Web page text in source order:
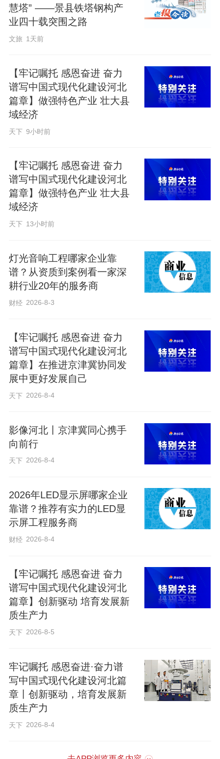
编辑：姜长淼
在“巨人”肩上！
慧塔” ——景县铁塔钢构产
业四十载突围之路
文旅 1天前
【牢记嘱托 感恩奋进 奋力
谱写中国式现代化建设河北
篇章】做强特色产业 壮大县
域经济
天下 9小时前
【牢记嘱托 感恩奋进 奋力
谱写中国式现代化建设河北
篇章】做强特色产业 壮大县
域经济
天下 13小时前
灯光音响工程哪家企业靠
谱？从资质到案例看一家深
耕行业20年的服务商
财经 2026-8-3
【牢记嘱托 感恩奋进 奋力
谱写中国式现代化建设河北
篇章】在推进京津冀协同发
展中更好发展自己
天下 2026-8-4
影像河北丨京津冀同心携手
向前行
天下 2026-8-4
2026年LED显示屏哪家企业
靠谱？推荐有实力的LED显
示屏工程服务商
财经 2026-8-4
【牢记嘱托 感恩奋进 奋力
谱写中国式现代化建设河北
篇章】创新驱动 培育发展新
质生产力
天下 2026-8-5
牢记嘱托 感恩奋进·奋力谱
写中国式现代化建设河北篇
章丨创新驱动，培育发展新
质生产力
天下 2026-8-4